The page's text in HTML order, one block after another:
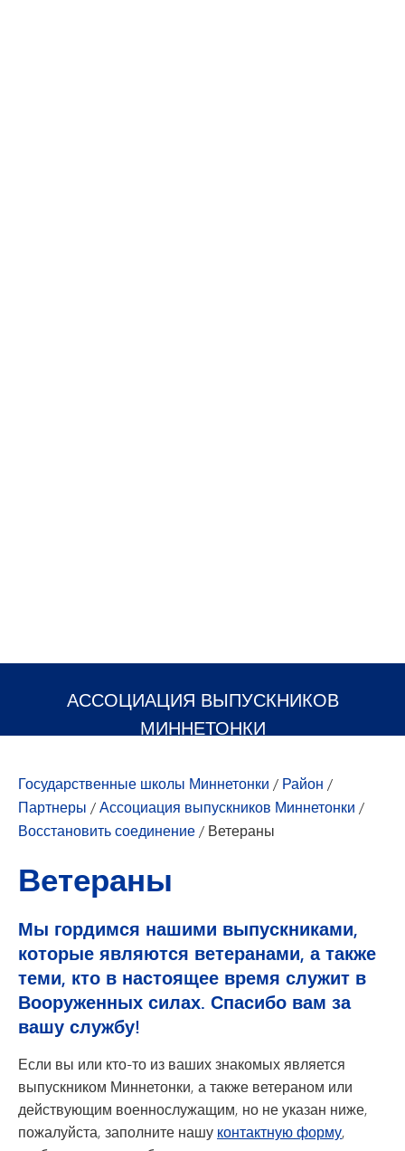
АССОЦИАЦИЯ ВЫПУСКНИКОВ
МИННЕТОНКИ
Государственные школы Миннетонки / Район /
Партнеры /Ассоциация выпускников Миннетонки /
Восстановить соединение/ Ветераны
Ветераны
Мы гордимся нашими выпускниками,
которые являются ветеранами, а также
теми, кто в настоящее время служит в
Вооруженных силах. Спасибо вам за
вашу службу!
Если вы или кто-то из ваших знакомых является
выпускником Миннетонки, а также ветераном или
действующим военнослужащим, но не указан ниже,
пожалуйста, заполните нашу контактную форму,